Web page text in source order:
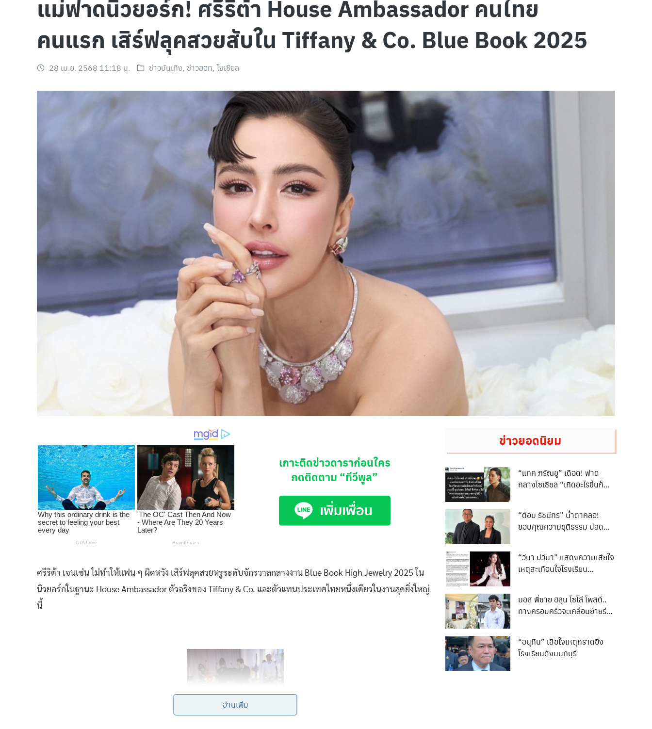
แม่ฟาดนิวยอร์ก! ศรีริต้า House Ambassador คนไทย
คนแรก เสิร์ฟลุคสวยสับใน Tiffany & Co. Blue Book 2025
28 เม.ย. 2568 11:18 น. ข่าวบันเทิง, ข่าวฮอท, โซเชียล
เกาะติดข่าวดาราก่อนใคร
กดติดตาม “ทีวีพูล”
ศรีริต้า เจนเซ่น ไม่ทำให้แฟน ๆ ผิดหวัง เสิร์ฟลุคสวยหรูระดับจักรวาลกลางงาน Blue Book High Jewelry 2025 ใน
นิวยอร์กในฐานะ House Ambassador ตัวจริงของ Tiffany & Co. และตัวแทนประเทศไทยหนึ่งเดียวในงานสุดยิ่งใหญ่
นี้
อ่านเพิ่ม
ข่าวยอดนิยม
“แทค ภรัณยู” เดือด! ฟาด
กลางโซเชียล “เกิดอะไรขึ้นก็
“ต้อม รัชนีกร” น้ำตาคลอ!
ขอบคุณความยุติธรรม ปลด
“วีนา ปวีนา” แสดงความเสียใจ
เหตุสะเทือนใจโรงเรียน
มอส พี่ชาย ฮลุน โซโล่ โพสต์..
ทางครอบครัวจะเคลื่อนย้ายร่าง
“อนุทิน” เสียใจเหตุกราดยิง
โรงเรียนดังนนทบุรี